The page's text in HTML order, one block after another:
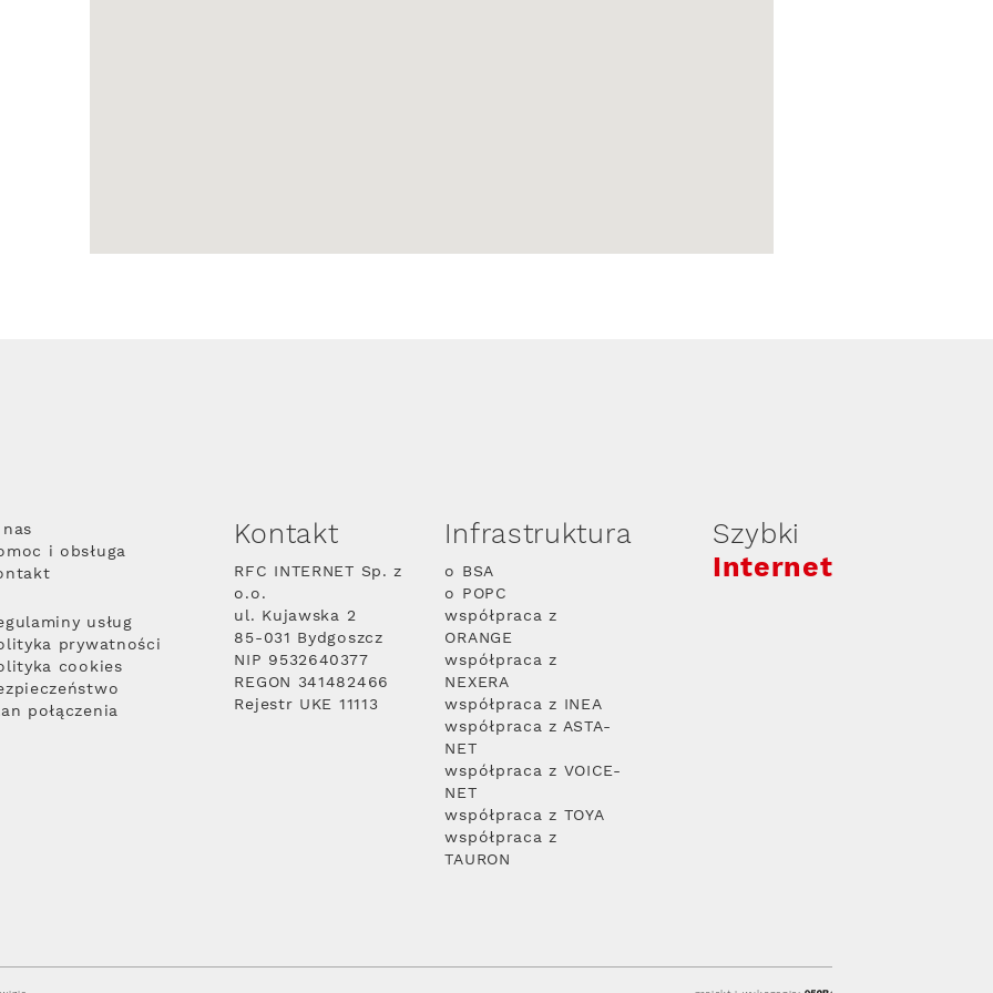
i obsługa
usług
prywatności
cookies
połączenia
Kontakt
RFC INTERNET Sp. z
o.o.
ul. Kujawska 2
85-031 Bydgoszcz
NIP 9532640377
REGON 341482466
Rejestr UKE 11113
Infrastruktura
o BSA
o POPC
współpraca z
ORANGE
współpraca z
NEXERA
współpraca z INEA
współpraca z ASTA-
NET
współpraca z VOICE-
NET
współpraca z TOYA
współpraca z
TAURON
Szybki
Internet